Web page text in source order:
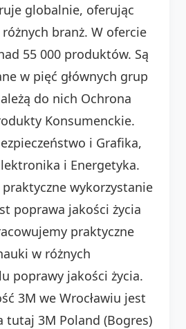
globalnie, oferując
branż. W ofercie
55 000 produktów. Są
w pięć głównych grup
do nich Ochrona
Konsumenckie.
i Grafika,
i Energetyka.
wykorzystanie
poprawa jakości życia
praktyczne
w różnych
poprawy jakości życia.
3M we Wrocławiu jest
tutaj 3M Poland (Bogres)